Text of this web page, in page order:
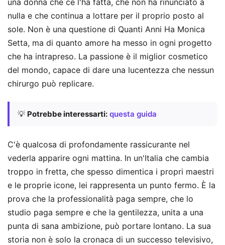
nulla e che continua a lottare per il proprio posto al
sole. Non è una questione di Quanti Anni Ha Monica
Setta, ma di quanto amore ha messo in ogni progetto
che ha intrapreso. La passione è il miglior cosmetico
del mondo, capace di dare una lucentezza che nessun
chirurgo può replicare.
💡 Potrebbe interessarti: questa guida
C'è qualcosa di profondamente rassicurante nel
vederla apparire ogni mattina. In un'Italia che cambia
troppo in fretta, che spesso dimentica i propri maestri
e le proprie icone, lei rappresenta un punto fermo. È la
prova che la professionalità paga sempre, che lo
studio paga sempre e che la gentilezza, unita a una
punta di sana ambizione, può portare lontano. La sua
storia non è solo la cronaca di un successo televisivo,